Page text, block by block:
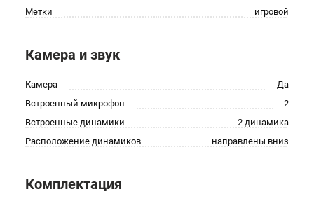
Метки игровой
Камера и звук
Камера
Да
Встроенный микрофон
2
Встроенные динамики
2 динамика
Расположение динамиков
направлены вниз
Комплектация